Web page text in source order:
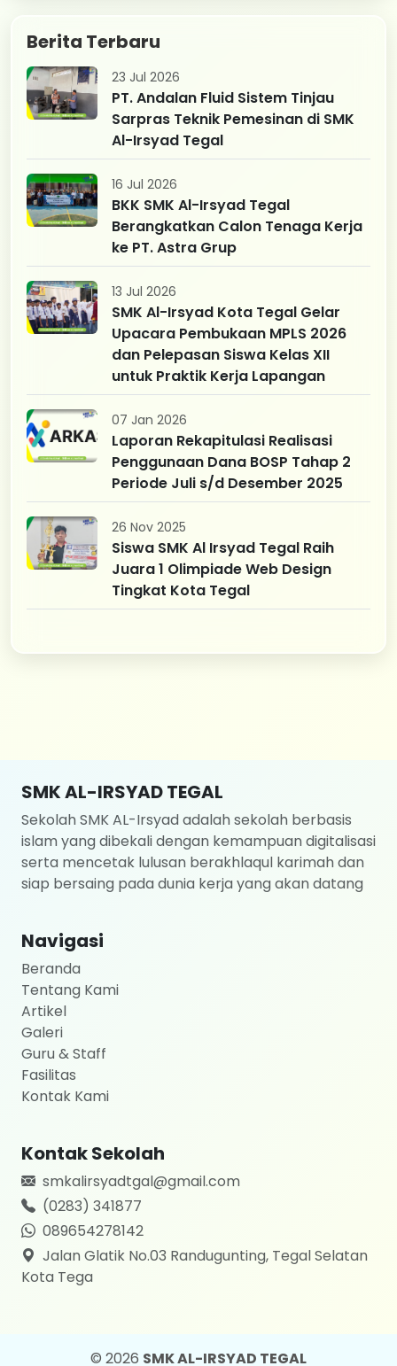
Berita Terbaru
23 Jul 2026
PT. Andalan Fluid Sistem Tinjau
Sarpras Teknik Pemesinan di SMK
Al-Irsyad Tegal
16 Jul 2026
BKK SMK Al-Irsyad Tegal
Berangkatkan Calon Tenaga Kerja
ke PT. Astra Grup
13 Jul 2026
SMK Al-Irsyad Kota Tegal Gelar
Upacara Pembukaan MPLS 2026
dan Pelepasan Siswa Kelas XII
untuk Praktik Kerja Lapangan
07 Jan 2026
Laporan Rekapitulasi Realisasi
Penggunaan Dana BOSP Tahap 2
Periode Juli s/d Desember 2025
26 Nov 2025
Siswa SMK Al Irsyad Tegal Raih
Juara 1 Olimpiade Web Design
Tingkat Kota Tegal
SMK AL-IRSYAD TEGAL
Sekolah SMK AL-Irsyad adalah sekolah berbasis
islam yang dibekali dengan kemampuan digitalisasi
serta mencetak lulusan berakhlaqul karimah dan
siap bersaing pada dunia kerja yang akan datang
Navigasi
Beranda
Tentang Kami
Artikel
Galeri
Guru & Staff
Fasilitas
Kontak Kami
Kontak Sekolah
smkalirsyadtgal@gmail.com
(0283) 341877
089654278142
Jalan Glatik No.03 Randugunting, Tegal Selatan
Kota Tega
© 2026 SMK AL-IRSYAD TEGAL